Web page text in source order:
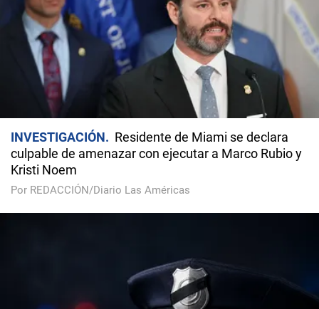
INVESTIGACIÓN
Residente de Miami se declara
culpable de amenazar con ejecutar a Marco Rubio y
Kristi Noem
Por REDACCIÓN/Diario Las Américas